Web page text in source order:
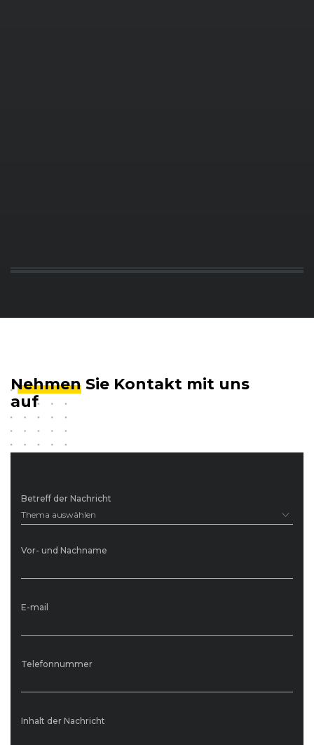
Betreff der Nachricht
Thema auswählen
Vor- und Nachname
E-mail
Telefonnummer
Inhalt der Nachricht
Nehmen Sie Kontakt mit uns
auf